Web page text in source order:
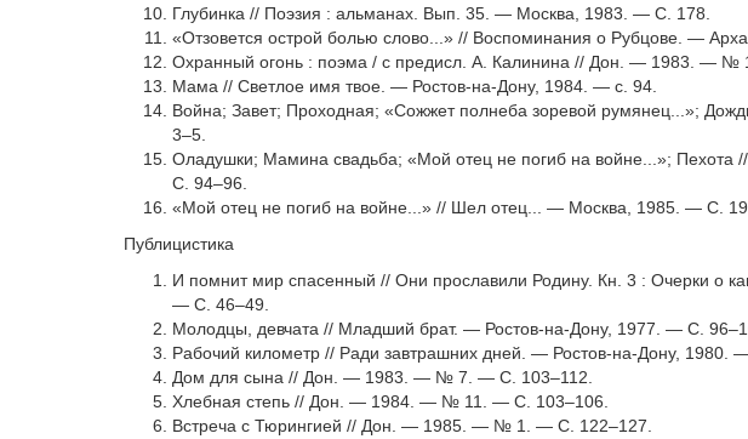
Глубинка // Поэзия : альманах. Вып. 35. — Москва, 1983. — С. 178.
«Отзовется острой болью слово...» // Воспоминания о Рубцове. —
Охранный огонь : поэма / с предисл. А. Калинина // Дон. — 1983. — №
Мама // Светлое имя твое. — Ростов-на-Дону, 1984. — с. 94.
Война; Завет; Проходная; «Сожжет полнеба зоревой румянец...»;
3–5.
Оладушки; Мамина свадьба; «Мой отец не погиб на войне...»;
С. 94–96.
«Мой отец не погиб на войне...» // Шел отец... — Москва, 1985. — С.
Публицистика
И помнит мир спасенный // Они прославили Родину. Кн. 3 : Очерки о
— С. 46–49.
Молодцы, девчата // Младший брат. — Ростов-на-Дону, 1977. — С.
Рабочий километр // Ради завтрашних дней. — Ростов-на-Дону, 1980.
Дом для сына // Дон. — 1983. — № 7. — С. 103–112.
Хлебная степь // Дон. — 1984. — № 11. — С. 103–106.
Встреча с Тюрингией // Дон. — 1985. — № 1. — С. 122–127.